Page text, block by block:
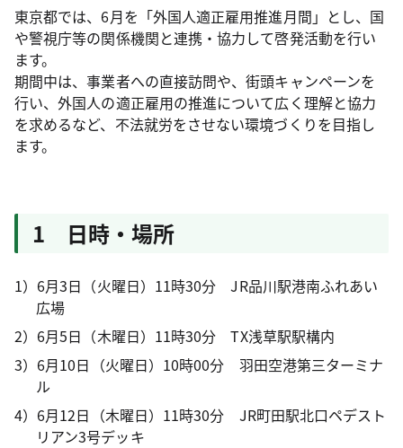
東京都では、6月を「外国人適正雇用推進月間」とし、国
や警視庁等の関係機関と連携・協力して啓発活動を行い
ます。
期間中は、事業者への直接訪問や、街頭キャンペーンを
行い、外国人の適正雇用の推進について広く理解と協力
を求めるなど、不法就労をさせない環境づくりを目指し
ます。
1 日時・場所
1）6月3日（火曜日）11時30分 JR品川駅港南ふれあい
広場
2）6月5日（木曜日）11時30分 TX浅草駅駅構内
3）6月10日（火曜日）10時00分 羽田空港第三ターミナ
ル
4）6月12日（木曜日）11時30分 JR町田駅北口ペデスト
リアン3号デッキ